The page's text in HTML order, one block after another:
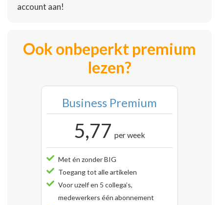
account aan!
Ook onbeperkt premium
lezen?
Business Premium
5,77 per week
Met én zonder BIG
Toegang tot alle artikelen
Voor uzelf en 5 collega’s,
medewerkers één abonnement